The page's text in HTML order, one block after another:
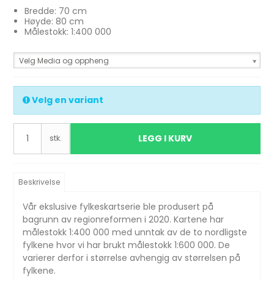
Bredde: 70 cm
Høyde: 80 cm
Målestokk: 1:400 000
Velg Media og oppheng
Velg en variant
stk. LEGG I KURV
Beskrivelse
Vår ekslusive fylkeskartserie ble produsert på
bagrunn av regionreformen i 2020. Kartene har
målestokk 1:400 000 med unntak av de to nordligste
fylkene hvor vi har brukt målestokk 1:600 000. De
varierer derfor i størrelse avhengig av størrelsen på
fylkene.